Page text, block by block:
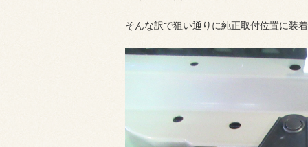
そんな訳で狙い通りに純正取付位置に装